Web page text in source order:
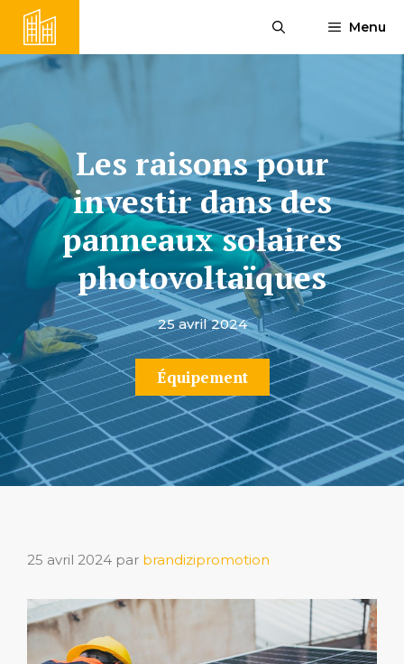
Aller
contenu
Menu
Les raisons pour
investir dans des
panneaux solaires
photovoltaïques
25 avril 2024
Équipement
25 avril 2024 par brandizipromotion